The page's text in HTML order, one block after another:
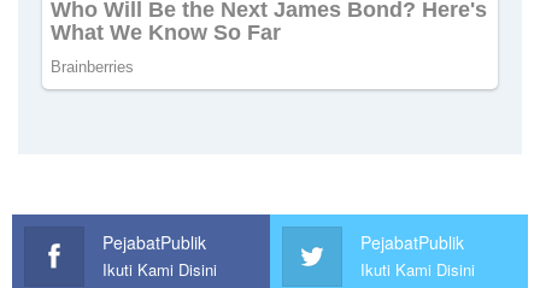
PejabatPublik
Ikuti Kami Disini
PejabatPublik
Ikuti Kami Disini